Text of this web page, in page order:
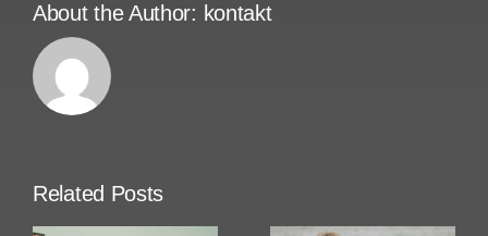
About the Author: kontakt
Related Posts